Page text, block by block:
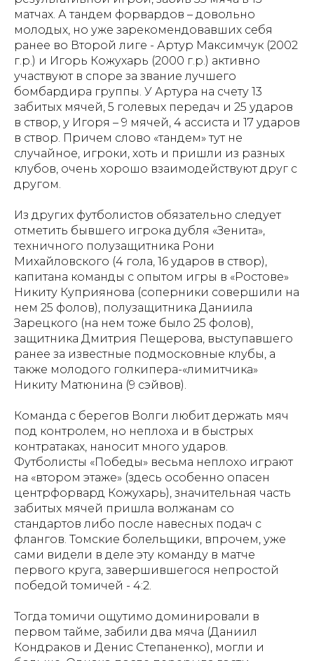
матчах. А тандем форвардов – довольно
молодых, но уже зарекомендовавших себя
ранее во Второй лиге - Артур Максимчук (2002
г.р.) и Игорь Кожухарь (2000 г.р.) активно
участвуют в споре за звание лучшего
бомбардира группы. У Артура на счету 13
забитых мячей, 5 голевых передач и 25 ударов
в створ, у Игоря – 9 мячей, 4 ассиста и 17 ударов
в створ. Причем слово «тандем» тут не
случайное, игроки, хоть и пришли из разных
клубов, очень хорошо взаимодействуют друг с
другом.
Из других футболистов обязательно следует
отметить бывшего игрока дубля «Зенита»,
техничного полузащитника Рони
Михайловского (4 гола, 16 ударов в створ),
капитана команды с опытом игры в «Ростове»
Никиту Куприянова (соперники совершили на
нем 25 фолов), полузащитника Даниила
Зарецкого (на нем тоже было 25 фолов),
защитника Дмитрия Пещерова, выступавшего
ранее за известные подмосковные клубы, а
также молодого голкипера-«лимитчика»
Никиту Матюнина (9 сэйвов).
Команда с берегов Волги любит держать мяч
под контролем, но неплоха и в быстрых
контратаках, наносит много ударов.
Футболисты «Победы» весьма неплохо играют
на «втором этаже» (здесь особенно опасен
центрфорвард Кожухарь), значительная часть
забитых мячей пришла волжанам со
стандартов либо после навесных подач с
флангов. Томские болельщики, впрочем, уже
сами видели в деле эту команду в матче
первого круга, завершившегося непростой
победой томичей - 4:2.
Тогда томичи ощутимо доминировали в
первом тайме, забили два мяча (Даниил
Кондраков и Денис Степаненко), могли и